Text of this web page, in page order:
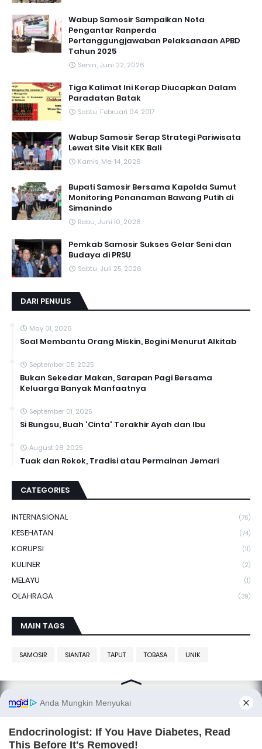
Wabup Samosir Sampaikan Nota
Pengantar Ranperda
Pertanggungjawaban Pelaksanaan APBD
Tahun 2025
Senin, Juni 22, 2026
Tiga Kalimat Ini Kerap Diucapkan Dalam
Paradatan Batak
Sabtu, Februari 04, 2017
Wabup Samosir Serap Strategi Pariwisata
Lewat Site Visit KEK Bali
Kamis, Mei 14, 2026
Bupati Samosir Bersama Kapolda Sumut
Monitoring Penanaman Bawang Putih di
Simanindo
Rabu, Juni 10, 2026
Pemkab Samosir Sukses Gelar Seni dan
Budaya di PRSU
Sabtu, Juli 25, 2026
DARI PENULIS
May 01, 2026
Soal Membantu Orang Miskin, Begini Menurut Alkitab
September 05, 2025
Bukan Sekedar Makan, Sarapan Pagi Bersama
Keluarga Banyak Manfaatnya
September 01, 2025
Si Bungsu, Buah 'Cinta' Terakhir Ayah dan Ibu
August 28, 2025
Tuak dan Rokok, Tradisi atau Permainan Jemari
CATEGORIES
INTERNASIONAL (76)
KESEHATAN (74)
KORUPSI (11)
KULINER (2)
MELAYU (1)
OLAHRAGA (39)
MAIN TAGS
SAMOSIR SIANTAR TAPUT TOBASA UNIK
SITANGGANG.net, smart media